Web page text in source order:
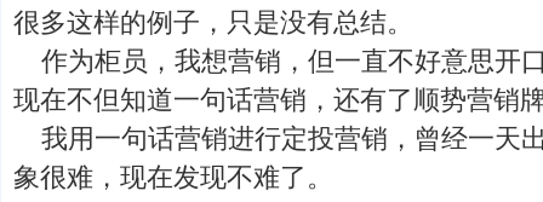
很多这样的例子，只是没有总结。
作为柜员，我想营销，但一直不好意思开
现在不但知道一句话营销，还有了顺势营销
我用一句话营销进行定投营销，曾经一天
象很难，现在发现不难了。